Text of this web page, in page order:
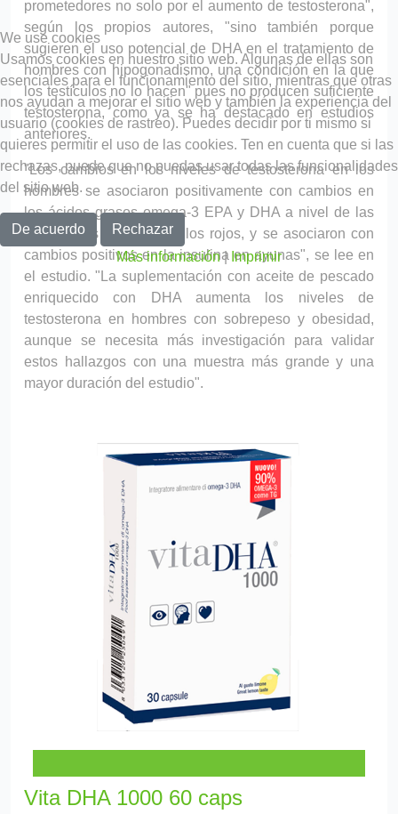
prometedores no solo por el aumento de testosterona",
según los propios autores, "sino también porque
sugieren el uso potencial de DHA en el tratamiento de
hombres con hipogonadismo, una condición en la que
los testículos no lo hacen" pues no producen suficiente
testosterona, como ya se ha destacado en estudios
anteriores.
"Los cambios en los niveles de testosterona en los
hombres se asociaron positivamente con cambios en
los ácidos grasos omega-3 EPA y DHA a nivel de las
membranas de los glóbulos rojos, y se asociaron con
cambios positivos en la insulina en ayunas", se lee en
el estudio. "La suplementación con aceite de pescado
enriquecido con DHA aumenta los niveles de
testosterona en hombres con sobrepeso y obesidad,
aunque se necesita más investigación para validar
estos hallazgos con una muestra más grande y una
mayor duración del estudio".
Vita DHA 1000 60 caps
We use cookies
Usamos cookies en nuestro sitio web. Algunas de ellas son
esenciales para el funcionamiento del sitio, mientras que otras
nos ayudan a mejorar el sitio web y también la experiencia del
usuario (cookies de rastreo). Puedes decidir por ti mismo si
quieres permitir el uso de las cookies. Ten en cuenta que si las
rechazas, puede que no puedas usar todas las funcionalidades
del sitio web.
De acuerdo
Rechazar
Más información| Imprimir